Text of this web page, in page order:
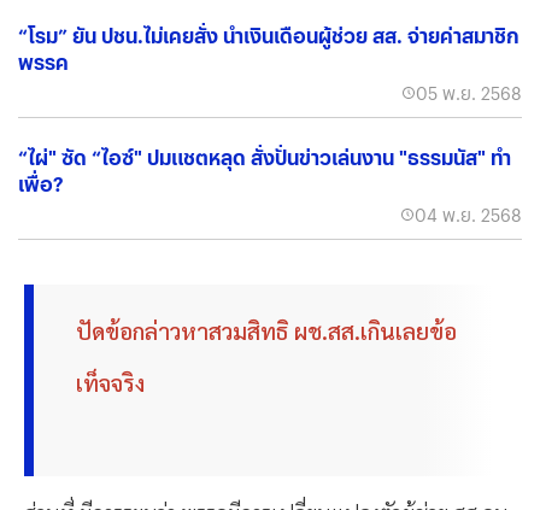
“โรม” ยัน ปชน.ไม่เคยสั่ง นำเงินเดือนผู้ช่วย สส. จ่ายค่าสมาชิก
พรรค
05 พ.ย. 2568
“ไผ่" ซัด “ไอซ์" ปมแชตหลุด สั่งปั่นข่าวเล่นงาน "ธรรมนัส" ทำ
เพื่อ?
04 พ.ย. 2568
ปัดข้อกล่าวหาสวมสิทธิ ผช.สส.เกินเลยข้อ
เท็จจริง